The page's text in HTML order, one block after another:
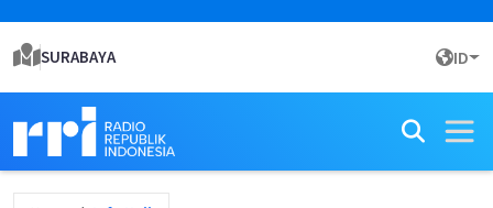
SURABAYA ID